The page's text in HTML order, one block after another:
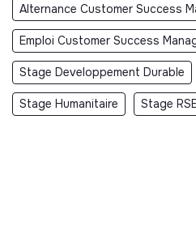
Alternance Customer Success
Emploi Customer Success
Stage Developpement Durable
Stage Humanitaire Stage